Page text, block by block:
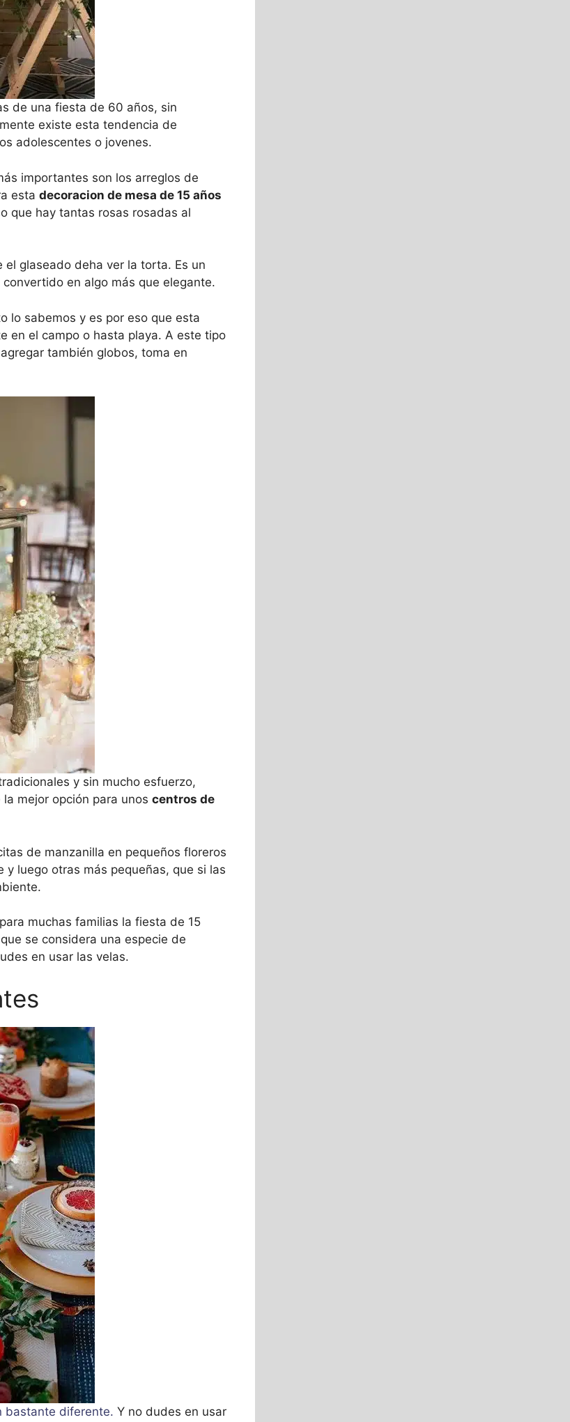
de una fiesta de 60 años, sin
existe esta tendencia de
adolescentes o jovenes.
importantes son los arreglos de
esta decoracion de mesa de 15 años
que hay tantas rosas rosadas al
glaseado deha ver la torta. Es un
en algo más que elegante.
lo sabemos y es por eso que esta
en el campo o hasta playa. A este tipo
también globos, toma en
y sin mucho esfuerzo,
mejor opción para unos centros de
de manzanilla en pequeños floreros
luego otras más pequeñas, que si las
muchas familias la fiesta de 15
se considera una especie de
en usar las velas.
bastante diferente. Y no dudes en usar